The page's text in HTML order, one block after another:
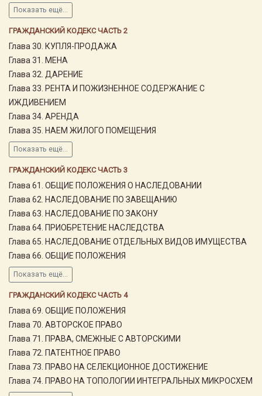
Показать ещё...
ГРАЖДАНСКИЙ КОДЕКС ЧАСТЬ 2
Глава 30. КУПЛЯ-ПРОДАЖА
Глава 31. МЕНА
Глава 32. ДАРЕНИЕ
Глава 33. РЕНТА И ПОЖИЗНЕННОЕ СОДЕРЖАНИЕ С
ИЖДИВЕНИЕМ
Глава 34. АРЕНДА
Глава 35. НАЕМ ЖИЛОГО ПОМЕЩЕНИЯ
Показать ещё...
ГРАЖДАНСКИЙ КОДЕКС ЧАСТЬ 3
Глава 61. ОБЩИЕ ПОЛОЖЕНИЯ О НАСЛЕДОВАНИИ
Глава 62. НАСЛЕДОВАНИЕ ПО ЗАВЕЩАНИЮ
Глава 63. НАСЛЕДОВАНИЕ ПО ЗАКОНУ
Глава 64. ПРИОБРЕТЕНИЕ НАСЛЕДСТВА
Глава 65. НАСЛЕДОВАНИЕ ОТДЕЛЬНЫХ ВИДОВ ИМУЩЕСТВА
Глава 66. ОБЩИЕ ПОЛОЖЕНИЯ
Показать ещё...
ГРАЖДАНСКИЙ КОДЕКС ЧАСТЬ 4
Глава 69. ОБЩИЕ ПОЛОЖЕНИЯ
Глава 70. АВТОРСКОЕ ПРАВО
Глава 71. ПРАВА, СМЕЖНЫЕ С АВТОРСКИМИ
Глава 72. ПАТЕНТНОЕ ПРАВО
Глава 73. ПРАВО НА СЕЛЕКЦИОННОЕ ДОСТИЖЕНИЕ
Глава 74. ПРАВО НА ТОПОЛОГИИ ИНТЕГРАЛЬНЫХ МИКРОСХЕМ